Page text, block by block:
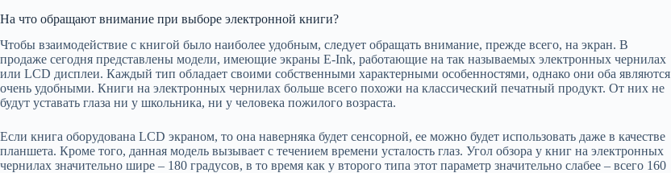
На что обращают внимание при выборе электронной книги?
Чтобы взаимодействие с книгой было наиболее удобным, следует обращать внимание, прежде всего, на экран. В
продаже сегодня представлены модели, имеющие экраны E-Ink, работающие на так называемых электронных чернилах
или LCD дисплеи. Каждый тип обладает своими собственными характерными особенностями, однако они оба являются
очень удобными. Книги на электронных чернилах больше всего похожи на классический печатный продукт. От них не
будут уставать глаза ни у школьника, ни у человека пожилого возраста.
Если книга оборудована LCD экраном, то она наверняка будет сенсорной, ее можно будет использовать даже в качестве
планшета. Кроме того, данная модель вызывает с течением времени усталость глаз. Угол обзора у книг на электронных
чернилах значительно шире – 180 градусов, в то время как у второго типа этот параметр значительно слабее – всего 160